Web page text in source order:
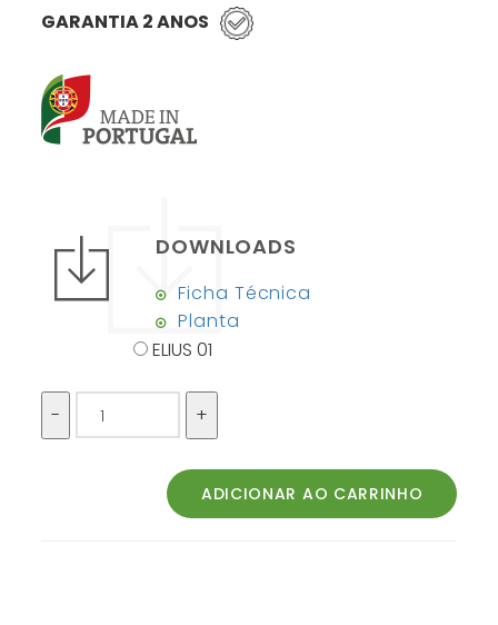
GARANTIA 2 ANOS
DOWNLOADS
Ficha Técnica
Planta
ELIUS 01